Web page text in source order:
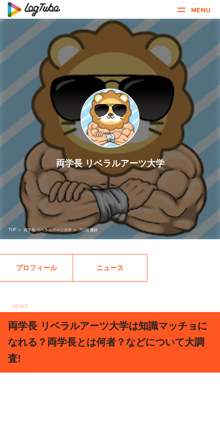
MENU
両学長 リベラルアーツ大学
TOP > 両学長 リベラルアーツ大学 > 7日間 遷移
プロフィール ニュース
NEWS
両学長 リベラルアーツ大学は知識マッチョに
なれる？両学長とは何者？などについて大調
査!